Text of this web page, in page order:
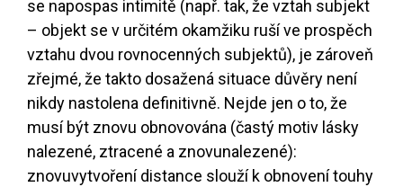
se napospas intimitě (např. tak, že vztah subjekt
– objekt se v určitém okamžiku ruší ve prospěch
vztahu dvou rovnocenných subjektů), je zároveň
zřejmé, že takto dosažená situace důvěry není
nikdy nastolena definitivně. Nejde jen o to, že
musí být znovu obnovována (častý motiv lásky
nalezené, ztracené a znovunalezené):
znovuvytvoření distance slouží k obnovení touhy